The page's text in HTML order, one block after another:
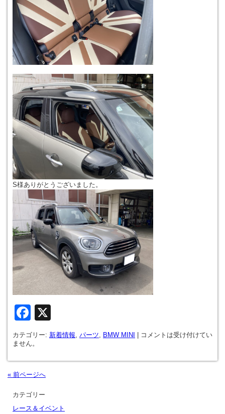
S様ありがとうございました。
Facebook
カテゴリー: 新着情報 パーツ BMW MINI | コメントは受け付けてい
ません。
« 前ページへ
カテゴリー
レース＆イベント